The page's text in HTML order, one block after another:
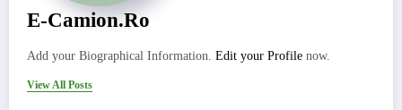
E-Camion.ro
Add your Biographical Information. Edit your Profile now.
View All Posts